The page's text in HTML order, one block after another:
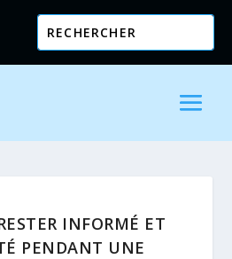
INFORMÉ ET
PENDANT UNE